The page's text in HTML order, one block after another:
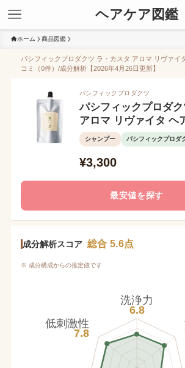
ヘアケア図鑑
ホーム 商品図鑑
パシフィックプロダクツ ラ・カスタ アロマ リヴァイ
コミ（0件）/成分解析【2026年4月26日更新】
パシフィックプロダクツ
パシフィックプロダ
アロマ リヴァイタ ヘ
シャンプー パシフィックプロダ
¥3,300
最安値を探す
成分解析スコア 総合 5.6点
※ 成分構成からの推定値です
洗浄力
6.8
低刺激性
7.8